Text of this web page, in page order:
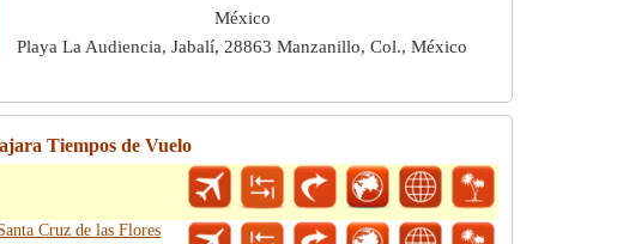
México
Playa La Audiencia, Jabalí, 28863 Manzanillo, Col., México
Tiempos de Vuelo
Cruz de las Flores